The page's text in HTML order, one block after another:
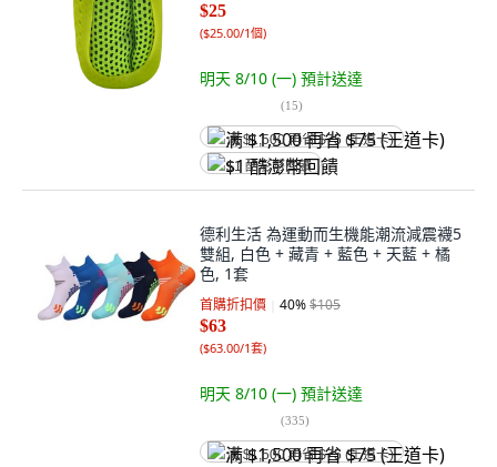
$25
($25.00/1個)
明天 8/10 (一) 預計送達
(15)
满 $1,500 再省 $75 (王道卡)
$1 酷澎幣回饋
德利生活 為運動而生機能潮流減震襪5
雙組, 白色 + 藏青 + 藍色 + 天藍 + 橘
色, 1套
首購折扣價 40%$105
$63
($63.00/1套)
明天 8/10 (一) 預計送達
(335)
满 $1,500 再省 $75 (王道卡)